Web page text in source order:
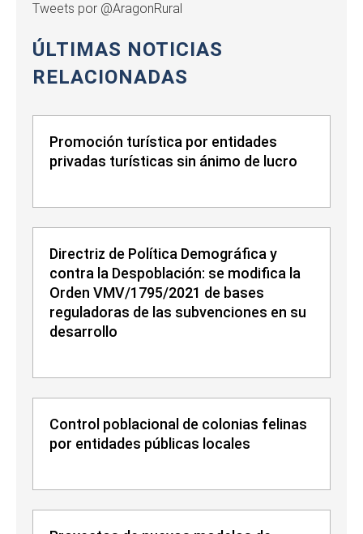
Tweets por @AragonRural
ÚLTIMAS NOTICIAS
RELACIONADAS
Promoción turística por entidades
privadas turísticas sin ánimo de lucro
Directriz de Política Demográfica y
contra la Despoblación: se modifica la
Orden VMV/1795/2021 de bases
reguladoras de las subvenciones en su
desarrollo
Control poblacional de colonias felinas
por entidades públicas locales